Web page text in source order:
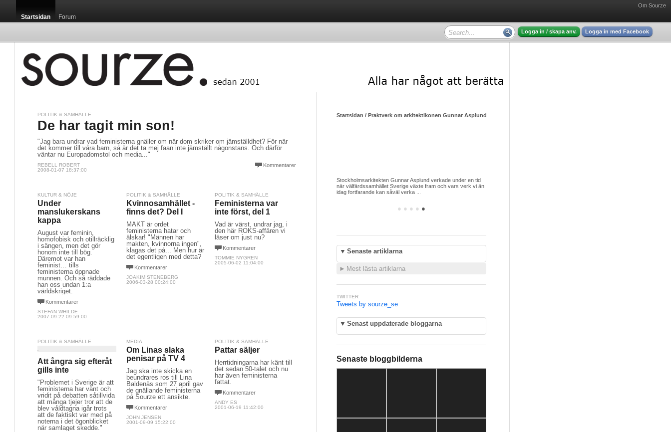
Om Sourze
Startsidan Forum
Logga in / skapa anv. Logga in med Facebook
POLITIK & SAMHÄLLE
De har tagit min son!
"Jag bara undrar vad feministerna gnäller om när dom skriker om jämställdhet? För när
det kommer till våra barn, så är det ta mej faan inte jämställt någonstans. Och därför
väntar nu Europadomstol och media..."
Kommentarer
REBELL ROBERT
2008-01-07 18:37:00
KULTUR & NÖJE
Under
manslukerskans
kappa
August var feminin,
homofobisk och otillräcklig
i sängen, men det gör
honom inte till bög.
Däremot var han
feminist… tills
feministerna öppnade
munnen. Och så räddade
han oss undan 1:a
världskriget.
Kommentarer
STEFAN WHILDE
2007-09-22 09:59:00
POLITIK & SAMHÄLLE
Kvinnosamhället -
finns det? Del I
MAKT är ordet
feministerna hatar och
älskar! "Männen har
makten, kvinnorna ingen",
klagas det på... Men hur är
det egentligen med detta?
Kommentarer
JOAKIM STENEBERG
2006-03-28 00:24:00
POLITIK & SAMHÄLLE
Feministerna var
inte först, del 1
Vad är värst, undrar jag, i
den här ROKS-affären vi
läser om just nu?
Kommentarer
TOMMIE NYGREN
2005-06-02 11:04:00
POLITIK & SAMHÄLLE
Att ångra sig efteråt
gills inte
"Problemet i Sverige är att
feministerna har vänt och
vridit på debatten såtillvida
att många tjejer tror att de
blev våldtagna igår trots
att de faktiskt var med på
noterna i det ögonblicket
när samlaget skedde."
MEDIA
Om Linas slaka
penisar på TV 4
Jag ska inte skicka en
beundrares ros till Lina
Baldenäs som 27 april gav
de gnällande feministerna
på Sourze ett ansikte.
Kommentarer
JOHN JENSEN
2001-09-09 15:22:00
POLITIK & SAMHÄLLE
Pattar säljer
Herrtidningarna har känt till
det sedan 50-talet och nu
har även feministerna
fattat.
Kommentarer
ANDY ES
2001-06-19 11:42:00
● ● ● ● ●
Startsidan / Praktverk om arkitektikonen Gunnar Asplund - mycket intressant läsning
Stockholmsarkitekten Gunnar Asplund verkade under en tid
när välfärdssamhället Sverige växte fram och vars verk vi än
idag fortfarande kan såväl verka ...
▼ Senaste artiklarna
► Mest lästa artiklarna
TWITTER
Tweets by sourze_se
▼ Senast uppdaterade bloggarna
Senaste bloggbilderna